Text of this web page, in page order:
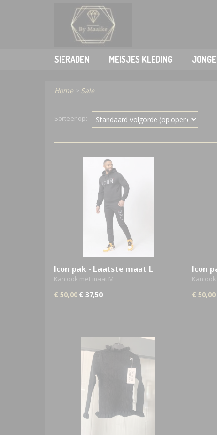
SIERADEN MEISJES KLEDING
Home > Sale
Sorteer op:
Icon pak - Laatste maat L
Kan ook met maat M
€ 50,00 € 37,50
Icon
Kan ook
€ 50,00